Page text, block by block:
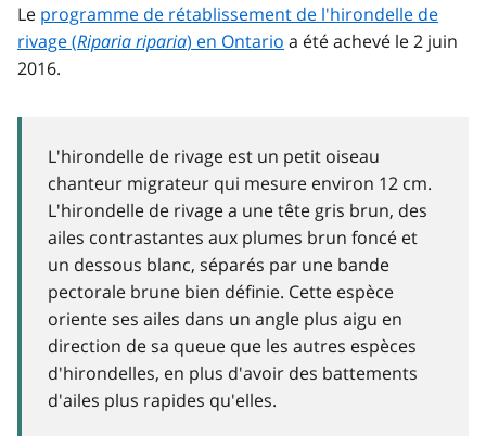
Le programme de rétablissement de l'hirondelle de
rivage (Riparia riparia) en Ontario a été achevé le 2 juin
2016.
L'hirondelle de rivage est un petit oiseau
chanteur migrateur qui mesure environ 12 cm.
L'hirondelle de rivage a une tête gris brun, des
ailes contrastantes aux plumes brun foncé et
un dessous blanc, séparés par une bande
pectorale brune bien définie. Cette espèce
oriente ses ailes dans un angle plus aigu en
direction de sa queue que les autres espèces
d'hirondelles, en plus d'avoir des battements
d'ailes plus rapides qu'elles.